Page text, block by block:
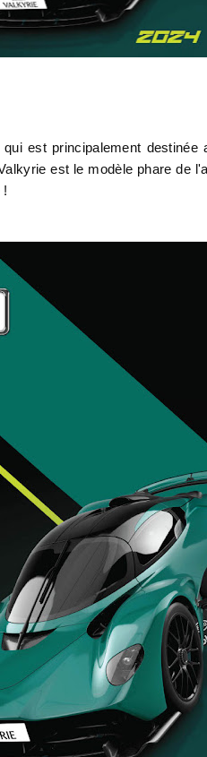
est principalement
est le modèle phare de
!